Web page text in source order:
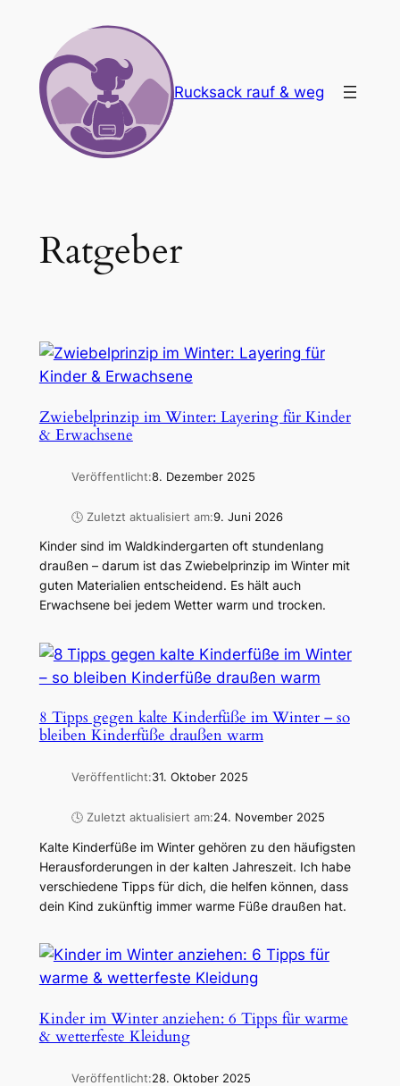
springen
Rucksack rauf & weg
Ratgeber
Zwiebelprinzip im Winter: Layering für Kinder
& Erwachsene
Veröffentlicht:8. Dezember 2025
🕓 Zuletzt aktualisiert am:9. Juni 2026
Kinder sind im Waldkindergarten oft stundenlang
draußen – darum ist das Zwiebelprinzip im Winter mit
guten Materialien entscheidend. Es hält auch
Erwachsene bei jedem Wetter warm und trocken.
8 Tipps gegen kalte Kinderfüße im Winter – so
bleiben Kinderfüße draußen warm
Veröffentlicht:31. Oktober 2025
🕓 Zuletzt aktualisiert am:24. November 2025
Kalte Kinderfüße im Winter gehören zu den häufigsten
Herausforderungen in der kalten Jahreszeit. Ich habe
verschiedene Tipps für dich, die helfen können, dass
dein Kind zukünftig immer warme Füße draußen hat.
Kinder im Winter anziehen: 6 Tipps für warme
& wetterfeste Kleidung
Veröffentlicht:28. Oktober 2025